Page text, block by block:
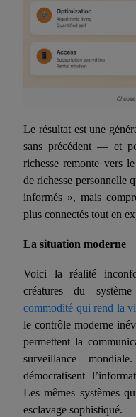
Le résultat est une
sans précédent — et
richesse remonte vers
de richesse personnelle
informés », mais
plus connectés tout en
La situation moderne
Voici la réalité
créatures du
commodité qui rend la
le contrôle moderne
permettent la
surveillance
démocratisent
Les mêmes systèmes
esclavage sophistiqué.